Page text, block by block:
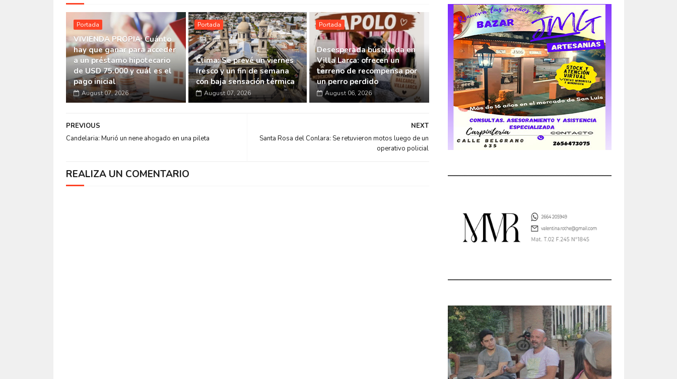
Portada
VIVIENDA PROPIA: Cuánto
hay que ganar para acceder
a un préstamo hipotecario
de USD 75.000 y cuál es el
pago inicial
August 07, 2026
Portada
Clima: Se prevé un viernes
fresco y un fin de semana
con baja sensación térmica
August 07, 2026
Portada
Desesperada búsqueda en
Villa Larca: ofrecen un
terreno de recompensa por
un perro perdido
August 06, 2026
NEXT
Santa Rosa del Conlara: Se retuvieron motos luego de un
operativo policial
PREVIOUS
Candelaria: Murió un nene ahogado en una pileta
REALIZA UN COMENTARIO